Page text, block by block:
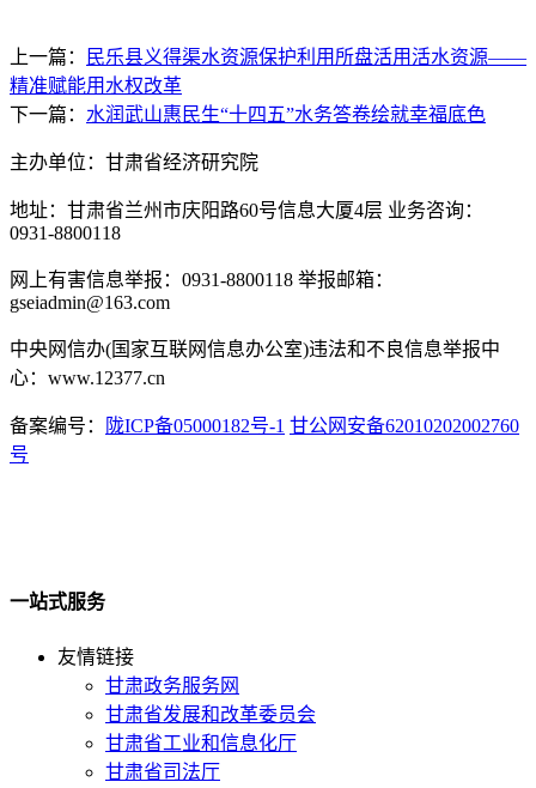
上一篇：
民乐县义得渠水资源保护利用所盘活用活水资源——
精准赋能用水权改革
下一篇： 水润武山惠民生“十四五”水务答卷绘就幸福底色
主办单位：甘肃省经济研究院
地址：甘肃省兰州市庆阳路60号信息大厦4层 业务咨询：
0931-8800118
网上有害信息举报：0931-8800118 举报邮箱：
gseiadmin@163.com
中央网信办(国家互联网信息办公室)违法和不良信息举报中
心：www.12377.cn
备案编号： 陇ICP备05000182号-1 甘公网安备62010202002760
号
一站式服务
友情链接
甘肃政务服务网
甘肃省发展和改革委员会
甘肃省工业和信息化厅
甘肃省司法厅